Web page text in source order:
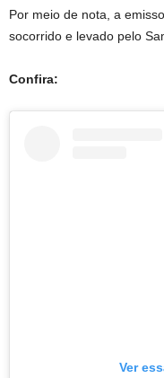
Por meio de nota, a
socorrido e levado pelo
Confira:
Ver